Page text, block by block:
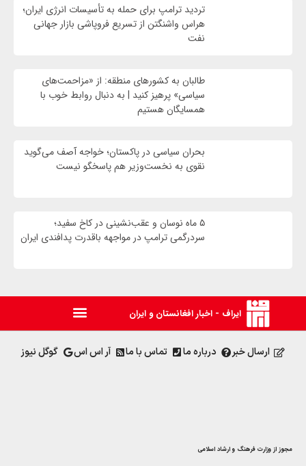
تردید ترامپ برای حمله به تأسیسات انرژی ایران؛
هراس واشنگتن از تسریع فروپاشی بازار جهانی
نفت
طالبان به کشورهای منطقه: از «مزاحمت‌های
سیاسی» پرهیز کنید | به دنبال روابط خوب با
همسایگان هستیم
بحران سیاسی در پاکستان؛ خواجه آصف می‌گوید
نقوی به نخست‌وزیر هم پاسخگو نیست
۵ ماه نوسان و عقب‌نشینی در کاخ سفید؛
سردرگمی ترامپ در مواجهه باقدرت پدافندی ایران
ایراف - اخبار افغانستان و ایران
ارسال خبر درباره ما تماس با ما آر اس اس گوگل نیوز
مجوز از وزارت فرهنگ و ارشاد اسلامی